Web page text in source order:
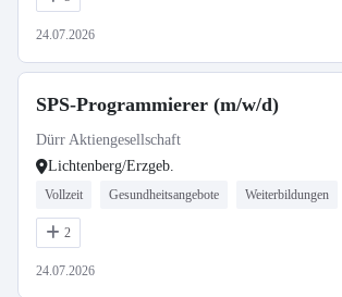
24.07.2026
SPS-Programmierer (m/w/d)
Dürr Aktiengesellschaft
Lichtenberg/Erzgeb.
Vollzeit Gesundheitsangebote Weiterbildungen
2
24.07.2026